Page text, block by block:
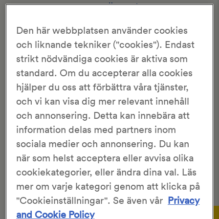
Hem > Recept > Danska Äppelskivor
DANSKA ÄPPELSKIVOR
KronJäst
40 st
30 min
1 tim
Danska Äppelskivor, eller danska munkar, är en slags
med en bit äpple eller sylt i mitten. Man
kan använda ett vanligt plättjärn men har man en
munkpanna med runda hål så blir de mer lika de klassiska
danska munkarna.
3.5/5
509 Röster
Gör så här:
Den här webbplatsen använder cookies
och liknande tekniker ("cookies"). Endast
strikt nödvändiga cookies är aktiva som
standard. Om du accepterar alla cookies
hjälper du oss att förbättra våra tjänster,
och vi kan visa dig mer relevant innehåll
och annonsering. Detta kan innebära att
information delas med partners inom
sociala medier och annonsering. Du kan
när som helst acceptera eller avvisa olika
cookiekategorier, eller ändra dina val. Läs
mer om varje kategori genom att klicka på
"Cookieinställningar". Se även vår Privacy
and Cookie Policy